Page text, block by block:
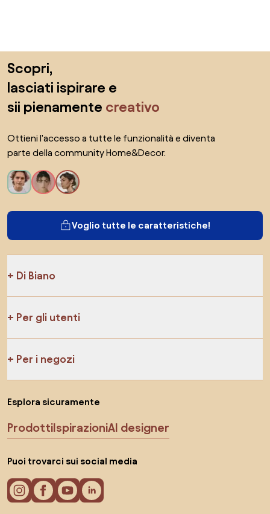
Scopri,
lasciati ispirare e
sii pienamente creativo
Ottieni l'accesso a tutte le funzionalità e diventa
parte della community Home&Decor.
Voglio tutte le caratteristiche!
Di Biano
Per gli utenti
Per i negozi
Esplora sicuramente
ProdottiIspirazioniAI designer
Puoi trovarci sui social media